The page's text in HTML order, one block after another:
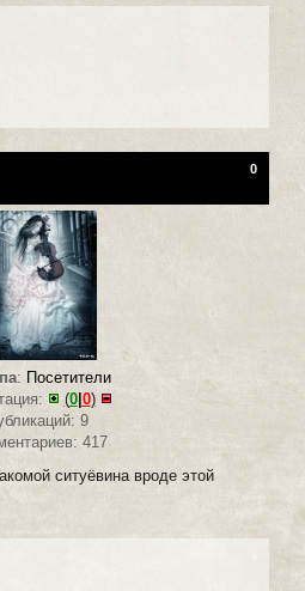
0
: Посетители
(0| 0)
9
417
ситуёвина вроде этой